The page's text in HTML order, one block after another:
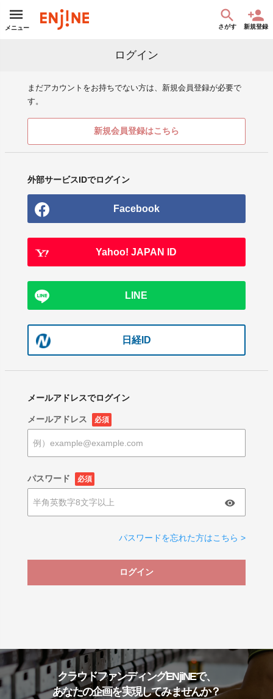
メニュー さがす 新規登録
ログイン
まだアカウントをお持ちでない方は、新規会員登録が必要で
す。
新規会員登録はこちら
外部サービスIDでログイン
Facebook
Yahoo! JAPAN ID
LINE
日経ID
メールアドレスでログイン
メールアドレス 必須
パスワード 必須
パスワードを忘れた方はこちら >
ログイン
クラウドファンディングENjiNEで、
あなたの企画を実現してみませんか？